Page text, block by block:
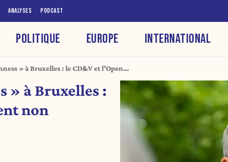
ANALYSES PODCAST
POLITIQUE EUROPE INTERNATIONAL
» à Bruxelles : le CD&V et l’Open
» à Bruxelles :
non